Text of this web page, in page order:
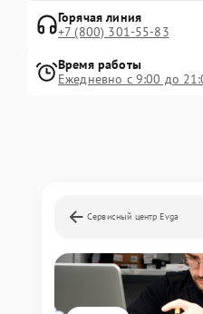
Горячая линия
+7 (800) 301-55-83
Время работы
Ежедневно с 9:00 до
Сервисный центр Evga